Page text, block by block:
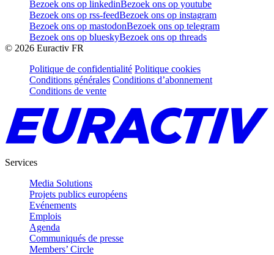
Bezoek ons op linkedinBezoek ons op youtube
Bezoek ons op rss-feedBezoek ons op instagram
Bezoek ons op mastodonBezoek ons op telegram
Bezoek ons op blueskyBezoek ons op threads
© 2026 Euractiv FR
Politique de confidentialité Politique cookies
Conditions générales Conditions d’abonnement
Conditions de vente
Services
Media Solutions
Projets publics européens
Evénements
Emplois
Agenda
Communiqués de presse
Members’ Circle